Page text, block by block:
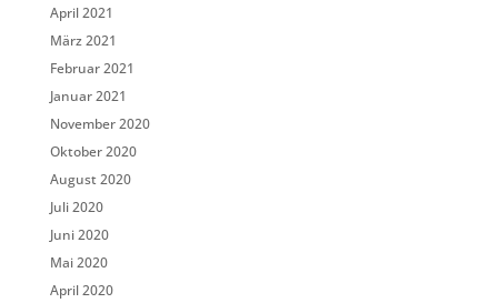
April 2021
März 2021
Februar 2021
Januar 2021
November 2020
Oktober 2020
August 2020
Juli 2020
Juni 2020
Mai 2020
April 2020